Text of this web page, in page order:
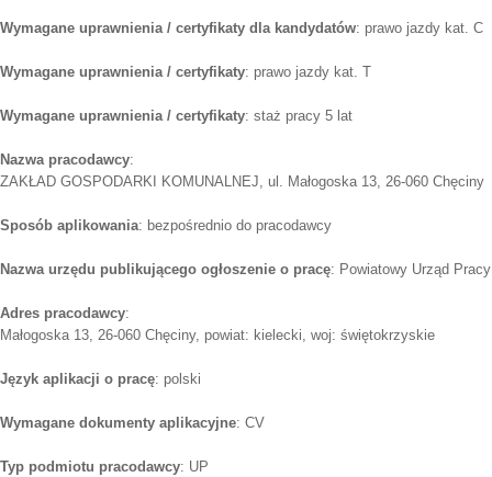
Wymagane uprawnienia / certyfikaty dla kandydatów: prawo jazdy kat. C
Wymagane uprawnienia / certyfikaty: prawo jazdy kat. T
Wymagane uprawnienia / certyfikaty: staż pracy 5 lat
Nazwa pracodawcy:
ZAKŁAD GOSPODARKI KOMUNALNEJ, ul. Małogoska 13, 26-060 Chęciny
Sposób aplikowania: bezpośrednio do pracodawcy
Nazwa urzędu publikującego ogłoszenie o pracę: Powiatowy Urząd
Adres pracodawcy:
Małogoska 13, 26-060 Chęciny, powiat: kielecki, woj: świętokrzyskie
Język aplikacji o pracę: polski
Wymagane dokumenty aplikacyjne: CV
Typ podmiotu pracodawcy: UP